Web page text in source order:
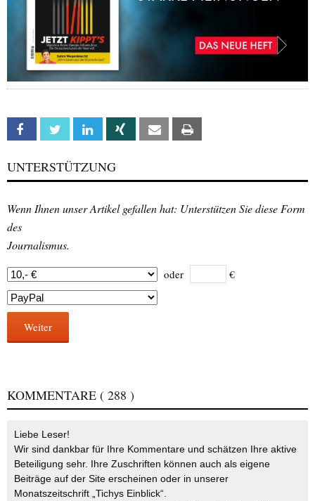
Facebook Twitter Linkedin Xing Email
UNTERSTÜTZUNG
Wenn Ihnen unser Artikel gefallen hat: Unterstützen Sie diese Form
des
Journalismus.
oder €
Weiter
KOMMENTARE ( 288 )
Liebe Leser!
Wir sind dankbar für Ihre Kommentare und schätzen Ihre aktive
Beteiligung sehr. Ihre Zuschriften können auch als eigene
Beiträge auf der Site erscheinen oder in unserer
Monatszeitschrift „Tichys Einblick“.